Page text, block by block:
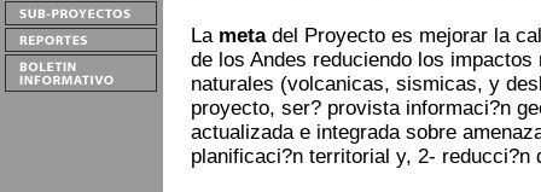
La metadel Proyecto es mejorar la
de los Andes reduciendo los
naturales (volcanicas, sismicas, y
proyecto, ser? provista informaci?n
actualizada e integrada sobre
planificaci?n territorial y, 2- reducci?n